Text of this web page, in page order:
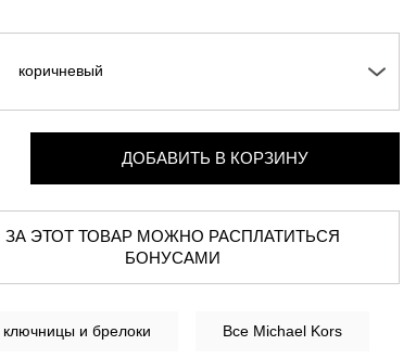
коричневый
ДОБАВИТЬ В КОРЗИНУ
ЗА ЭТОТ ТОВАР МОЖНО РАСПЛАТИТЬСЯ
БОНУСАМИ
ключницы и брелоки Все Michael Kors